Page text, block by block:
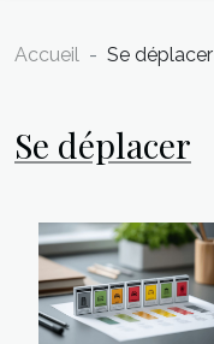
Accueil Se déplacer
Se déplacer